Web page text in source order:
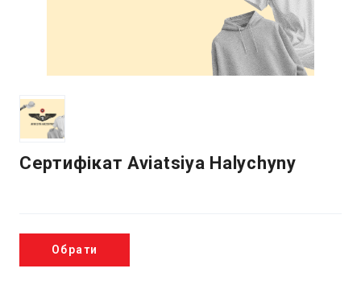
Сертифікат Aviatsiya Halychyny
Обрати